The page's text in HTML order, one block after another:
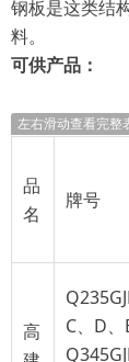
钢板是这类结
料。
可供产品：
左右滑动查看完整
品
名
牌号
高
C、D、